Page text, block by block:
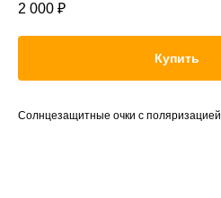
2 000 ₽
Купить
Солнцезащитные очки с поляризацией